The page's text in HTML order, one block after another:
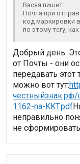
Васяя пишет:
Почта при
код маркировки
по этому тегу,
Добрый день.
от Почты - они
передавать этот
можно вот тут:
1162-na-KKT.pdf
неправильно
не